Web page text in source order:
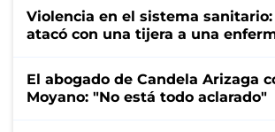
Violencia en el sistema
atacó con una tijera a una
El abogado de Candela Arizaga
Moyano: "No está todo aclarado"